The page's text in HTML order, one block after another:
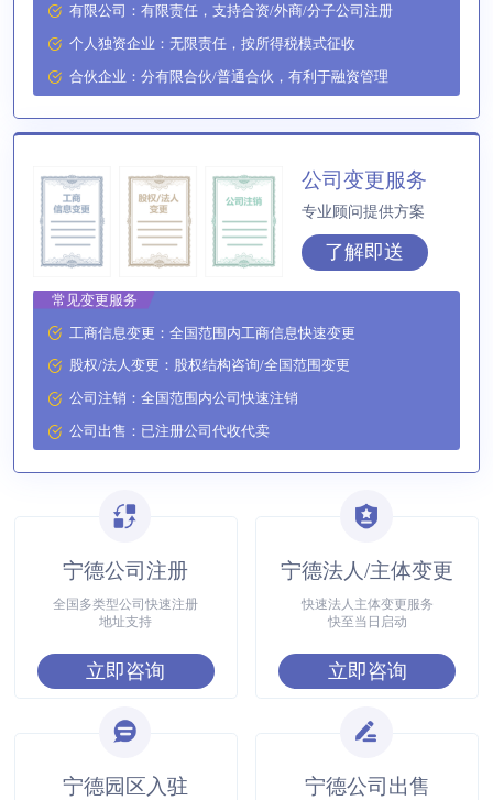
郑** 132****2659 1小时前
方** 150****2321 1小时前
有限公司：有限责任，支持合资/外商/分子公司注册
个人独资企业：无限责任，按所得税模式征收
合伙企业：分有限合伙/普通合伙，有利于融资管理
公司变更服务
专业顾问提供方案
了解即送
常见变更服务
工商信息变更：全国范围内工商信息快速变更
股权/法人变更：股权结构咨询/全国范围变更
公司注销：全国范围内公司快速注销
公司出售：已注册公司代收代卖
宁德公司注册
全国多类型公司快速注册
地址支持
立即咨询
宁德法人/主体变更
快速法人主体变更服务
快至当日启动
立即咨询
宁德园区入驻 宁德公司出售